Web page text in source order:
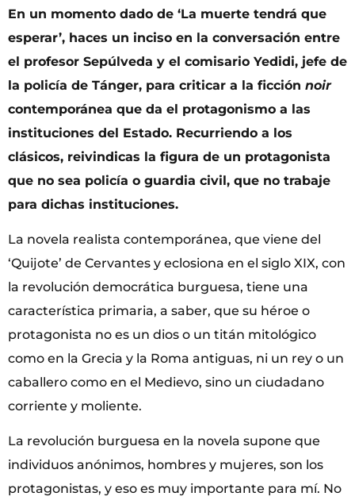
En un momento dado de ‘La muerte tendrá que
esperar’, haces un inciso en la conversación entre
el profesor Sepúlveda y el comisario Yedidi, jefe de
la policía de Tánger, para criticar a la ficción noir
contemporánea que da el protagonismo a las
instituciones del Estado. Recurriendo a los
clásicos, reivindicas la figura de un protagonista
que no sea policía o guardia civil, que no trabaje
para dichas instituciones.
La novela realista contemporánea, que viene del
‘Quijote’ de Cervantes y eclosiona en el siglo XIX, con
la revolución democrática burguesa, tiene una
característica primaria, a saber, que su héroe o
protagonista no es un dios o un titán mitológico
como en la Grecia y la Roma antiguas, ni un rey o un
caballero como en el Medievo, sino un ciudadano
corriente y moliente.
La revolución burguesa en la novela supone que
individuos anónimos, hombres y mujeres, son los
protagonistas, y eso es muy importante para mí. No